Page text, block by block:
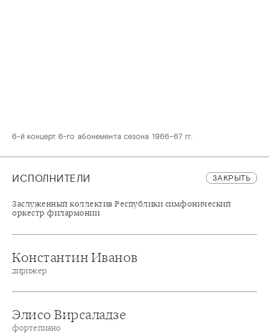
6-й концерт 6-го абонемента сезона 1966–67 гг.
ИСПОЛНИТЕЛИ ЗАКРЫТЬ
Заслуженный коллектив Республики симфонический
оркестр филармонии
Константин Иванов
дирижер
Элисо Вирсаладзе
фортепиано